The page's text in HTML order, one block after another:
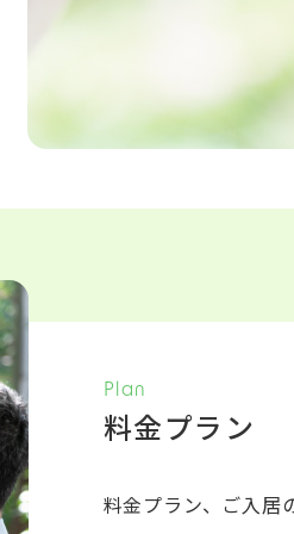
Plan
料金プラン
料金プラン、ご入居